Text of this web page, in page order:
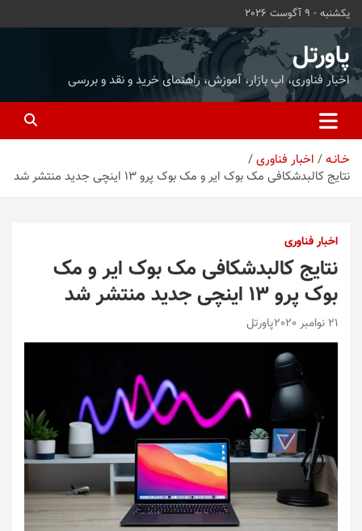
محتوا
بروید
یکشنبه - 9 آگوست 2026
پاورتل
اخبار فناوری، اپ بازار، آموزش، راهنمای خرید و نقد و بررسی
خـانـه
اخبار فناوری
نتایج کالبدشکافی مک بوک ایر و مک بوک پرو ۱۳ اینچی جدید منتشر شد
اخبار فناوری
نتایج کالبدشکافی مک بوک ایر و مک
بوک پرو ۱۳ اینچی جدید منتشر شد
21 نوامبر 2020 پاورتل